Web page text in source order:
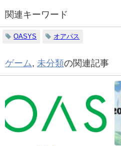
関連キーワード
OASYS オアパス
ゲーム, 未分類の関連記事